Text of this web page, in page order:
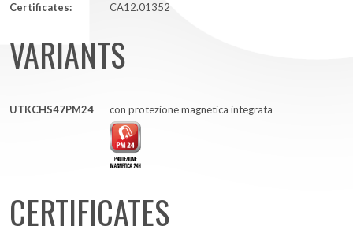
Certificates:
CA12.01352
VARIANTS
UTKCHS47PM24 con protezione magnetica integrata
CERTIFICATES